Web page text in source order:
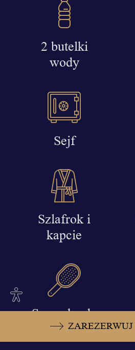
Site
settings
2 butelki
wody
Sejf
Szlafrok i
kapcie
Suszarkę do
włosówZAREZERWUJ